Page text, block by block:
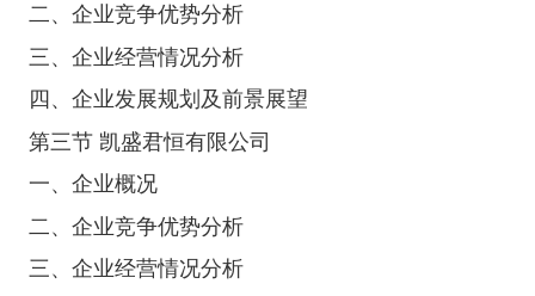
二、企业竞争优势分析
三、企业经营情况分析
四、企业发展规划及前景展望
第三节 凯盛君恒有限公司
一、企业概况
二、企业竞争优势分析
三、企业经营情况分析